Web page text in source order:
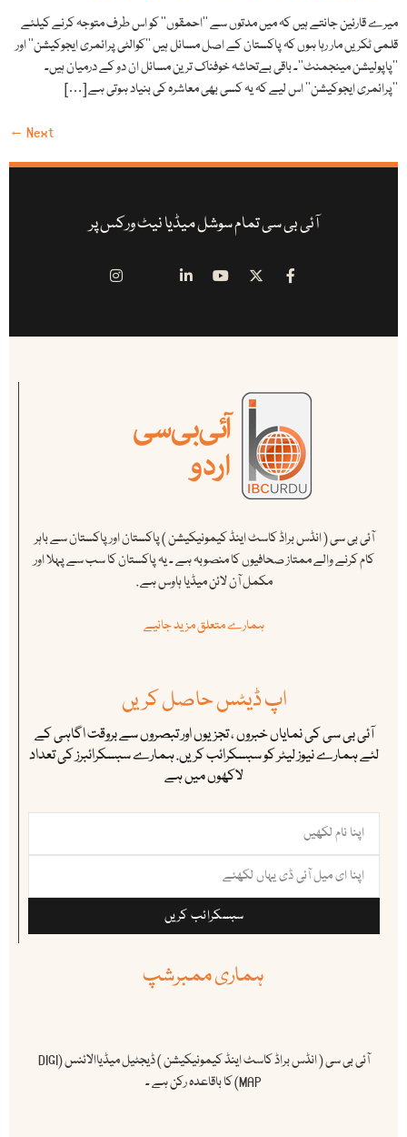
میرے قارئین جانتے ہیں کہ میں مدتوں سے ’’احمقوں‘‘ کو اس طرف متوجہ کرنے کیلئے
قلمی ٹکریں مار رہا ہوں کہ پاکستان کے اصل مسائل ہیں ’’کوالٹی پرائمری ایجوکیشن‘‘ اور
’’پاپولیشن مینجمنٹ‘‘۔ باقی بےتحاشہ خوفناک ترین مسائل ان دو کے درمیان ہیں۔
’’پرائمری ایجوکیشن‘‘ اس لیے کہ یہ کسی بھی معاشرہ کی بنیاد ہوتی ہے […]
Next
←
آئی بی سی تمام سوشل میڈیا نیٹ ورکس پر
آئی بی سی ( انڈس براڈ کاسٹ اینڈ کیمونیکیشن ) پاکستان اور پاکستان سے باہر
کام کرنے والے ممتاز صحافیوں کا منصوبہ ہے ۔ یہ پاکستان کا سب سے پہلا اور
مکمل آن لائن میڈیا ہاوس ہے .
ہمارے متعلق مزید جانیے
اپ ڈیٹس حاصل کریں
آئی بی سی کی نمایاں خبروں ، تجزیوں اور تبصروں سے بروقت اگاہی کے
لئے ہمارے نیوز لیٹر کو سبسکرائب کریں. ہمارے سبسکرائبرز کی تعداد
لاکھوں میں ہے
سبسکرائب کریں
ہماری ممبرشپ
آئی بی سی ( انڈس براڈ کاسٹ اینڈ کیمونیکیشن ) ڈیجٹیل میڈیاالائنس (DIGI
MAP) کا باقاعدہ رکن ہے ۔